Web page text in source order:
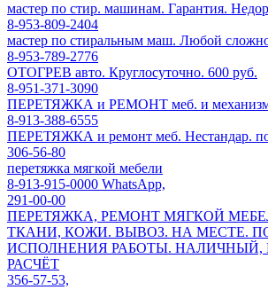
мастер по стир. машинам. Гарантия.
8-953-809-2404
мастер по стиральным маш. Любой
8-953-789-2776
ОТОГРЕВ авто. Круглосуточно. 600 руб.
8-951-371-3090
ПЕРЕТЯЖКА и РЕМОНТ меб. и
8-913-388-6555
ПЕРЕТЯЖКА и ремонт меб. Нестандар.
306-56-80
перетяжка мягкой мебели
8-913-915-0000 WhatsApp,
291-00-00
ПЕРЕТЯЖКА, РЕМОНТ МЯГКОЙ
ТКАНИ, КОЖИ. ВЫВОЗ. НА МЕСТЕ.
ИСПОЛНЕНИЯ РАБОТЫ. НАЛИЧНЫЙ,
РАСЧЁТ
356-57-53,